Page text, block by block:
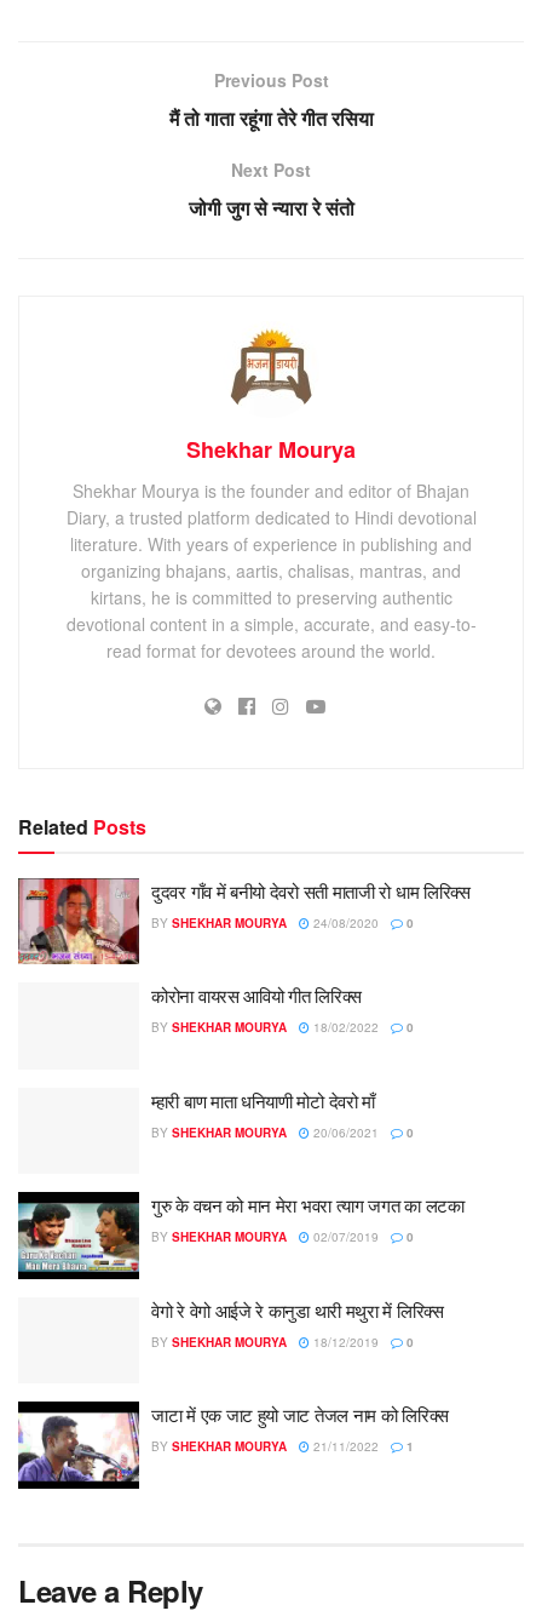
Previous Post
मैं तो गाता रहूंगा तेरे गीत रसिया
Next Post
जोगी जुग से न्यारा रे संतो
Shekhar Mourya
Shekhar Mourya is the founder and editor of Bhajan
Diary, a trusted platform dedicated to Hindi devotional
literature. With years of experience in publishing and
organizing bhajans, aartis, chalisas, mantras, and
kirtans, he is committed to preserving authentic
devotional content in a simple, accurate, and easy-to-
read format for devotees around the world.
Related Posts
दुदवर गाँव में बनीयो देवरो सती माताजी रो धाम लिरिक्स
BY SHEKHAR MOURYA 24/08/2020 0
कोरोना वायरस आवियो गीत लिरिक्स
BY SHEKHAR MOURYA 18/02/2022 0
म्हारी बाण माता धनियाणी मोटो देवरो माँ
BY SHEKHAR MOURYA 20/06/2021 0
गुरु के वचन को मान मेरा भवरा त्याग जगत का लटका
BY SHEKHAR MOURYA 02/07/2019 0
वेगो रे वेगो आईजे रे कानुडा थारी मथुरा में लिरिक्स
BY SHEKHAR MOURYA 18/12/2019 0
जाटा में एक जाट हुयो जाट तेजल नाम को लिरिक्स
BY SHEKHAR MOURYA 21/11/2022 1
Leave a Reply